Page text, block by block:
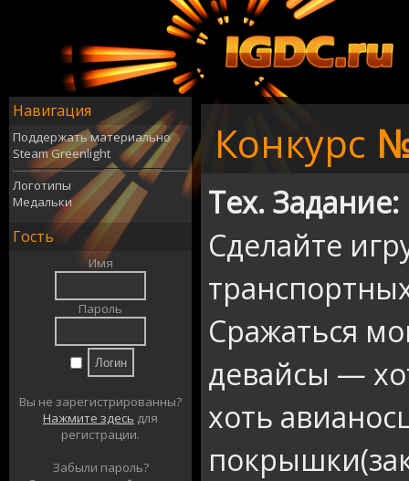
Навигация
Поддержать материально
Steam Greenlight
Логотипы
Медальки
Гость
Имя
Пароль
Вы не зарегистрированны?
Нажмите здесь для
регистрации.
Забыли пароль?
Конкурс
Тех. Задание:
Сделайте
Сражаться
девайсы —
хоть